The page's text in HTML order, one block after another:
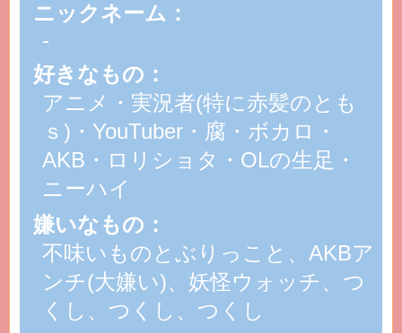
ニックネーム：
-
好きなもの：
アニメ・実況者(特に赤髪のとも
ｓ)・YouTuber・腐・ボカロ・
AKB・ロリショタ・OLの生足・
ニーハイ
嫌いなもの：
不味いものとぶりっこと、AKBア
ンチ(大嫌い)、妖怪ウォッチ、つ
くし、つくし、つくし